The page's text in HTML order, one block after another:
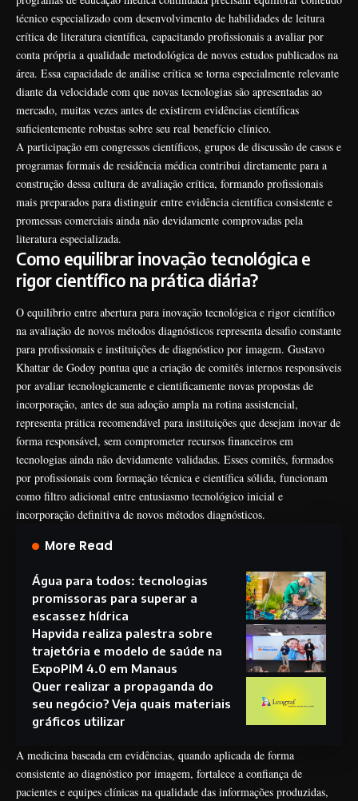
técnico especializado com desenvolvimento de habilidades de leitura
crítica de literatura científica, capacitando profissionais a avaliar por
conta própria a qualidade metodológica de novos estudos publicados na
área. Essa capacidade de análise crítica se torna especialmente relevante
diante da velocidade com que novas tecnologias são apresentadas ao
mercado, muitas vezes antes de existirem evidências científicas
suficientemente robustas sobre seu real benefício clínico.
A participação em congressos científicos, grupos de discussão de casos e
programas formais de residência médica contribui diretamente para a
construção dessa cultura de avaliação crítica, formando profissionais
mais preparados para distinguir entre evidência científica consistente e
promessas comerciais ainda não devidamente comprovadas pela
literatura especializada.
Como equilibrar inovação tecnológica e
rigor científico na prática diária?
O equilíbrio entre abertura para inovação tecnológica e rigor científico
na avaliação de novos métodos diagnósticos representa desafio constante
para profissionais e instituições de diagnóstico por imagem. Gustavo
Khattar de Godoy pontua que a criação de comitês internos responsáveis
por avaliar tecnologicamente e cientificamente novas propostas de
incorporação, antes de sua adoção ampla na rotina assistencial,
representa prática recomendável para instituições que desejam inovar de
forma responsável, sem comprometer recursos financeiros em
tecnologias ainda não devidamente validadas. Esses comitês, formados
por profissionais com formação técnica e científica sólida, funcionam
como filtro adicional entre entusiasmo tecnológico inicial e
incorporação definitiva de novos métodos diagnósticos.
More Read
Água para todos: tecnologias
promissoras para superar a
escassez hídrica
Hapvida realiza palestra sobre
trajetória e modelo de saúde na
ExpoPIM 4.0 em Manaus
Quer realizar a propaganda do
seu negócio? Veja quais materiais
gráficos utilizar
A medicina baseada em evidências, quando aplicada de forma
consistente ao diagnóstico por imagem, fortalece a confiança de
pacientes e equipes clínicas na qualidade das informações produzidas,